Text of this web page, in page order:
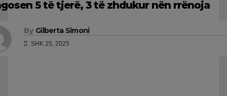
5 të tjerë, 3 të zhdukur nën rrënoja
By Gilberta Simoni
SHK 25, 2025